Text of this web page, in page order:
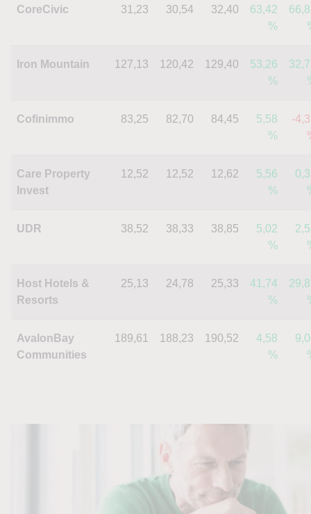
CoreCivic 31,23 30,54 32,40
63,42
%
Iron Mountain 127,13 120,42 129,40
53,26
%
Cofinimmo 83,25 82,70 84,45
5,58
%
-
Care Property
Invest
12,52 12,52 12,62
5,56
%
UDR 38,52 38,33 38,85
5,02
%
Host Hotels &
Resorts
25,13 24,78 25,33
41,74
%
AvalonBay
Communities
189,61 188,23 190,52
4,58
%